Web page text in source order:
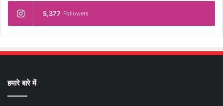
5,377 Followers
हमारे बारे में